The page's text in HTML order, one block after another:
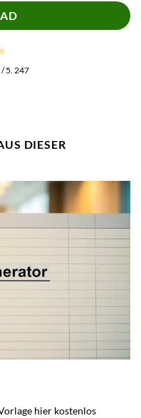
/ 5. 247
DIESER
hier kostenlos